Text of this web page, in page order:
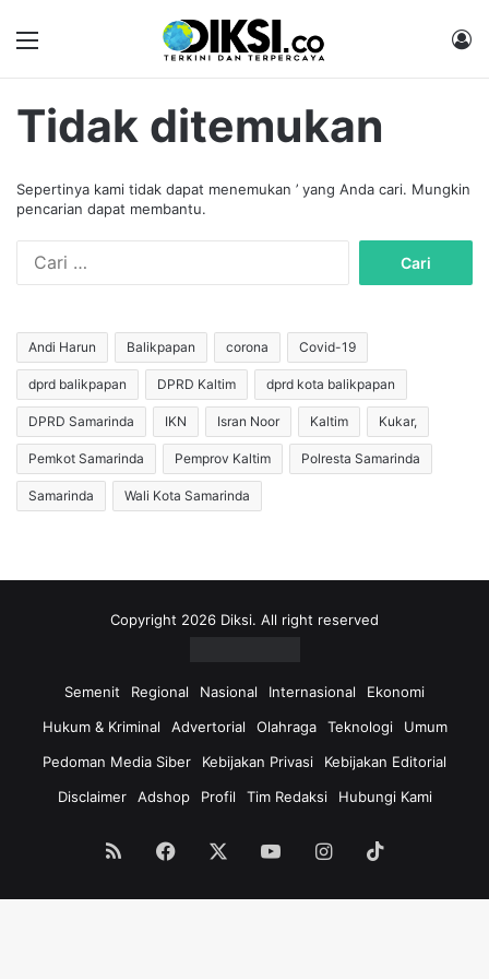
Tidak ditemukan
Sepertinya kami tidak dapat menemukan ’ yang Anda cari. Mungkin
pencarian dapat membantu.
u
n
t
u
k
:
Andi Harun Balikpapan corona Covid-19
dprd balikpapan DPRD Kaltim dprd kota balikpapan
DPRD Samarinda IKN Isran Noor Kaltim Kukar,
Pemkot Samarinda Pemprov Kaltim Polresta Samarinda
Samarinda Wali Kota Samarinda
Copyright 2026 Diksi. All right reserved
Semenit Regional Nasional Internasional
Ekonomi
Hukum & Kriminal
Advertorial Olahraga Teknologi
Umum
Pedoman Media Siber
Kebijakan Privasi
Kebijakan Editorial
Disclaimer
Adshop Profil Tim Redaksi Hubungi Kami
RSS Facebook YouTubeInstagram